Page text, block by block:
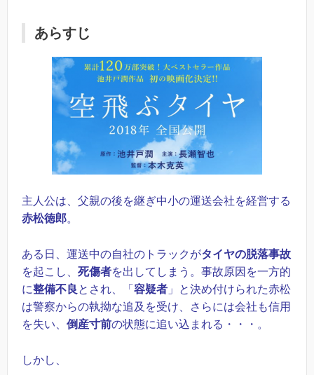
あらすじ
主人公は、父親の後を継ぎ中小の運送会社を経営する
赤松徳郎。
ある日、運送中の自社のトラックがタイヤの脱落事故
を起こし、 死傷者を出してしまう。事故原因を一方的
に整備不良 とされ、「 容疑者 」と決め付けられた赤松
は警察からの執拗な追及を受け、さらには会社も信用
を失い、 倒産寸前の状態に追い込まれる・・・。
しかし、